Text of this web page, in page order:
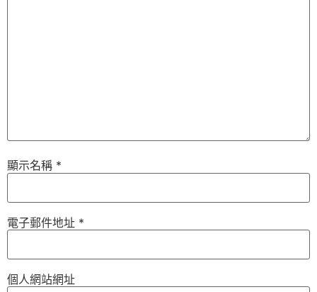
顯示名稱 *
電子郵件地址 *
個人網站網址